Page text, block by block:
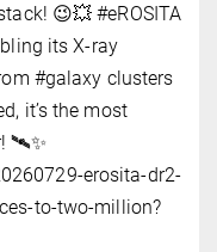
😉💥 #eROSITA
its X-ray
#galaxy clusters
it’s the most
🛰️✨
erosita-dr2-
to-two-million?